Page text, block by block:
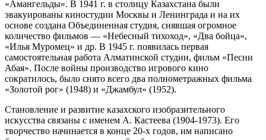
«Амангельды». В 1941 г. в столицу Казахстана были
эвакуированы киностудии Москвы и Ленинграда и на их
основе создана Объединенная студия, снявшая огромное
количество фильмов — «Небесный тихоход», «Два бойца»,
«Илья Муромец» и др. В 1945 г. появилась первая
самостоятельная работа Алматинской студии, фильм «Песни
Абая». После войны производство игрового кино
сократилось, было снято всего два полнометражных фильма
«Золотой рог» (1948) и «Джамбул» (1952).
Становление и развитие казахского изобразительного
искусства связаны с именем А. Кастеева (1904-1973). Его
творчество начинается в конце 20-х годов, им написано